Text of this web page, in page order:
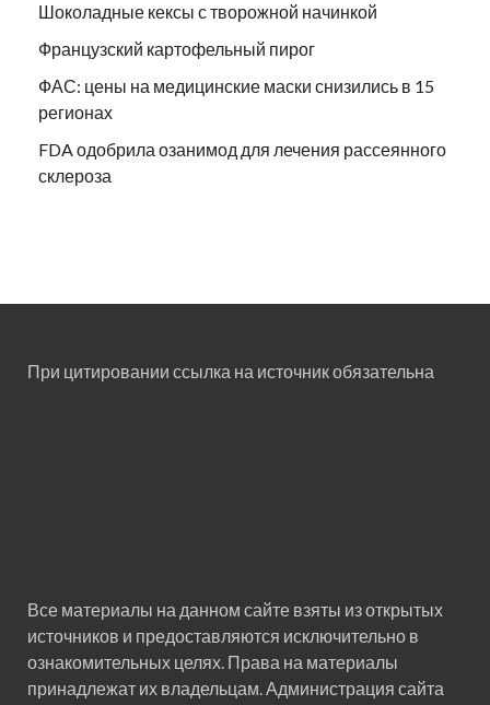
Шоколадные кексы с творожной начинкой
Французский картофельный пирог
ФАС: цены на медицинские маски снизились в 15
регионах
FDA одобрила озанимод для лечения рассеянного
склероза
При цитировании ссылка на источник обязательна
Все материалы на данном сайте взяты из открытых
источников и предоставляются исключительно в
ознакомительных целях. Права на материалы
принадлежат их владельцам. Администрация сайта